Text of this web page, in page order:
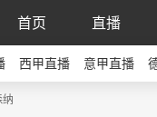
首页 直播
西甲直播 意甲直播